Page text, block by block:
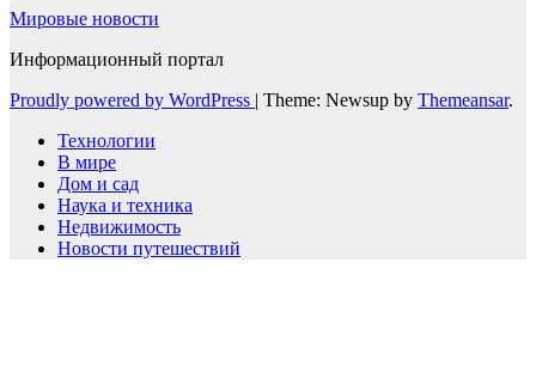
Мировые новости
Информационный портал
Proudly powered by WordPress | Theme: Newsup by Themeansar.
Технологии
В мире
Дом и сад
Наука и техника
Недвижимость
Новости путешествий